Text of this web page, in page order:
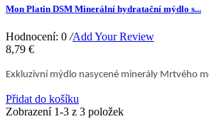
Mon Platin DSM Minerální hydratační mýdlo s...
Hodnocení: 0 /Add Your Review
8,79 €
Exkluzivní mýdlo nasycené minerály Mrtvého
Přidat do košíku
Zobrazení 1-3 z 3 položek